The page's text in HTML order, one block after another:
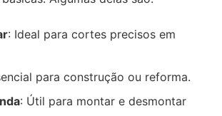
: Ideal para cortes precisos em
para construção ou reforma.
: Útil para montar e desmontar